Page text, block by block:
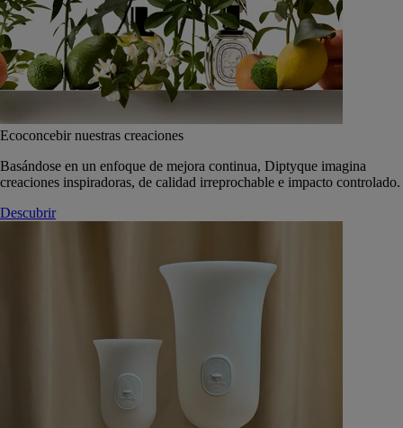
Ecoconcebir nuestras creaciones
Basándose en un enfoque de mejora continua, Diptyque imagina
creaciones inspiradoras, de calidad irreprochable e impacto controlado.
Descubrir